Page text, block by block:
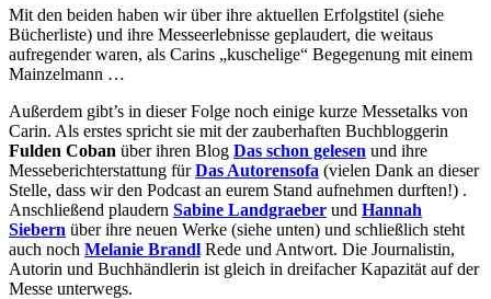
Mit den beiden haben wir über ihre aktuellen Erfolgstitel (siehe
Bücherliste) und ihre Messeerlebnisse geplaudert, die weitaus
aufregender waren, als Carins „kuschelige“ Begegenung mit einem
Mainzelmann …
Außerdem gibt’s in dieser Folge noch einige kurze Messetalks von
Carin. Als erstes spricht sie mit der zauberhaften Buchbloggerin
Fulden Coban über ihren Blog Das schon gelesen und ihre
Messeberichterstattung fürDas Autorensofa (vielen Dank an dieser
Stelle, dass wir den Podcast an eurem Stand aufnehmen durften!) .
Anschließend plaudern Sabine Landgraeber und Hannah
Siebern über ihre neuen Werke (siehe unten) und schließlich steht
auch noch Melanie Brandl Rede und Antwort. Die Journalistin,
Autorin und Buchhändlerin ist gleich in dreifacher Kapazität auf der
Messe unterwegs.